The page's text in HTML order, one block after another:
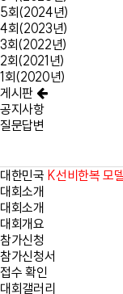
5회(2024년)
4회(2023년)
3회(2022년)
2회(2021년)
1회(2020년)
게시판
공지사항
질문답변
대한민국 K선비한복 모
대회소개
대회소개
대회개요
참가신청
참가신청서
접수 확인
대회갤러리